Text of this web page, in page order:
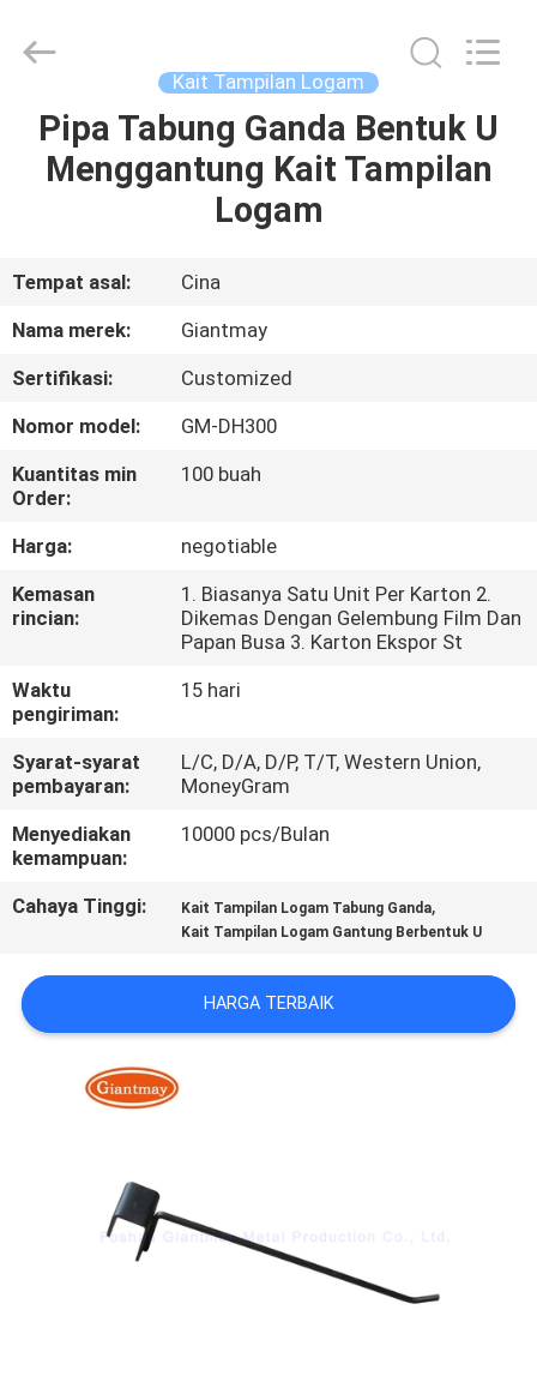
RUMAH
TENTANG
KAMI
TUR
PABRIK
KONTROL
KUALITAS
HUBUNGI
KAMI
BERITA
KASUS
SITEMAP
PRIVACY
POLICY
Co,Ltd..
Kait Tampilan Logam
Pipa Tabung Ganda Bentuk U
Menggantung Kait Tampilan
Logam
Tempat asal:
Cina
Nama merek:
Giantmay
Sertifikasi:
Customized
Nomor model:
GM-DH300
Kuantitas min
Order:
100 buah
Harga:
negotiable
Kemasan
rincian:
1. Biasanya Satu Unit Per Karton 2.
Dikemas Dengan Gelembung Film Dan
Papan Busa 3. Karton Ekspor St
Waktu
pengiriman:
15 hari
Syarat-syarat
pembayaran:
L/C, D/A, D/P, T/T, Western Union,
MoneyGram
Menyediakan
kemampuan:
10000 pcs/Bulan
Cahaya Tinggi: Kait Tampilan Logam Tabung Ganda,
Kait Tampilan Logam Gantung Berbentuk U
HARGA TERBAIK